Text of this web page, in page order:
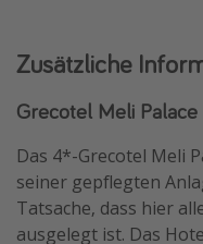
Zusätzliche
Grecotel Meli
Das 4*-Grecotel Meli
seiner gepflegten
Tatsache, dass hier
ausgelegt ist. Das